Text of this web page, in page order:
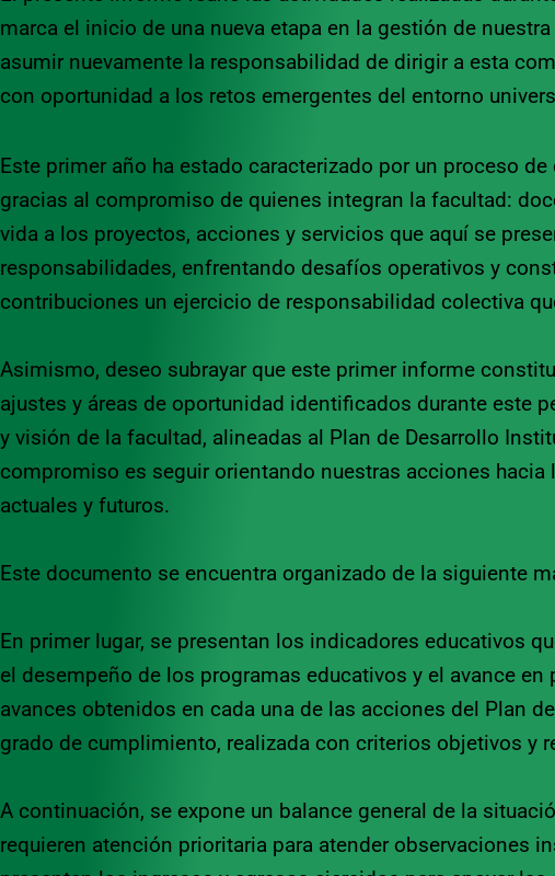
marca el inicio de una nueva etapa en la gestión de
asumir nuevamente la responsabilidad de dirigir a esta
con oportunidad a los retos emergentes del entorno
Este primer año ha estado caracterizado por un proceso
gracias al compromiso de quienes integran la facultad:
vida a los proyectos, acciones y servicios que aquí se
responsabilidades, enfrentando desafíos operativos y
contribuciones un ejercicio de responsabilidad colectiva
Asimismo, deseo subrayar que este primer informe
ajustes y áreas de oportunidad identificados durante este
y visión de la facultad, alineadas al Plan de Desarrollo
compromiso es seguir orientando nuestras acciones
actuales y futuros.
Este documento se encuentra organizado de la siguiente
En primer lugar, se presentan los indicadores educativos
el desempeño de los programas educativos y el avance
avances obtenidos en cada una de las acciones del Plan
grado de cumplimiento, realizada con criterios objetivos y
A continuación, se expone un balance general de la
requieren atención prioritaria para atender observaciones